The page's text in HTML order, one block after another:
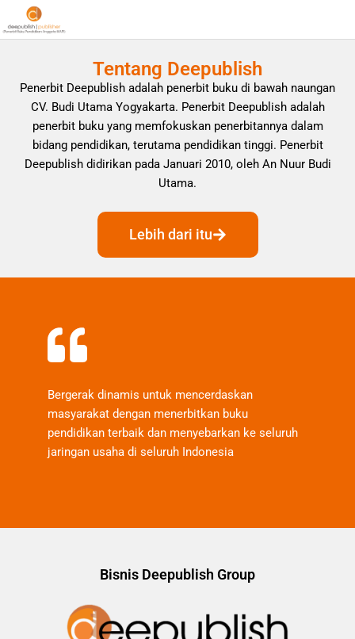
Tentang Deepublish
Penerbit Deepublish adalah penerbit buku di bawah naungan
CV. Budi Utama Yogyakarta. Penerbit Deepublish adalah
penerbit buku yang memfokuskan penerbitannya dalam
bidang pendidikan, terutama pendidikan tinggi. Penerbit
Deepublish didirikan pada Januari 2010, oleh An Nuur Budi
Utama.
Lebih dari itu
Bergerak dinamis untuk mencerdaskan
masyarakat dengan menerbitkan buku
pendidikan terbaik dan menyebarkan ke seluruh
jaringan usaha di seluruh Indonesia
Bisnis Deepublish Group